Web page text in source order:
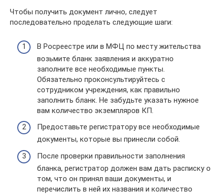
Чтобы получить документ лично, следует
последовательно проделать следующие шаги:
В Росреестре или в МФЦ по месту жительства
возьмите бланк заявления и аккуратно
заполните все необходимые пункты.
Обязательно проконсультируйтесь с
сотрудником учреждения, как правильно
заполнить бланк. Не забудьте указать нужное
вам количество экземпляров КП.
Предоставьте регистратору все необходимые
документы, которые вы принесли собой.
После проверки правильности заполнения
бланка, регистратор должен вам дать расписку о
том, что он принял ваши документы, и
перечислить в ней их названия и количество